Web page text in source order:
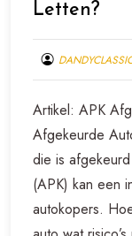
Letten?
Artikel: APK
Afgekeurde
die is
(APK) kan een
autokopers.